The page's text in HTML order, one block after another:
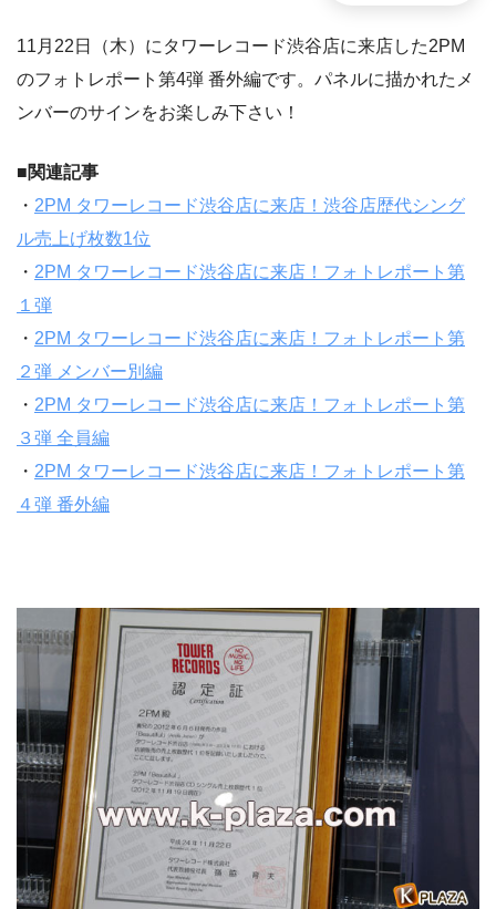
11月22日（木）にタワーレコード渋谷店に来店した2PM
のフォトレポート第4弾 番外編です。パネルに描かれたメ
ンバーのサインをお楽しみ下さい！
■関連記事
・ 2PM タワーレコード渋谷店に来店！渋谷店歴代シング
ル売上げ枚数1位
・ 2PM タワーレコード渋谷店に来店！フォトレポート第
１弾
・ 2PM タワーレコード渋谷店に来店！フォトレポート第
２弾 メンバー別編
・ 2PM タワーレコード渋谷店に来店！フォトレポート第
３弾 全員編
・ 2PM タワーレコード渋谷店に来店！フォトレポート第
４弾 番外編